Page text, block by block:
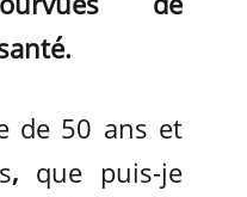
de 50 ans et
, que puis-je